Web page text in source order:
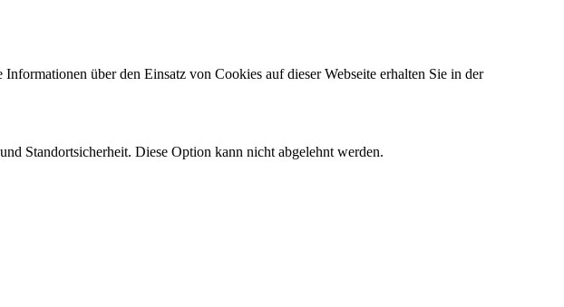
über den Einsatz von Cookies auf dieser Webseite erhalten Sie in der
Standortsicherheit. Diese Option kann nicht abgelehnt werden.